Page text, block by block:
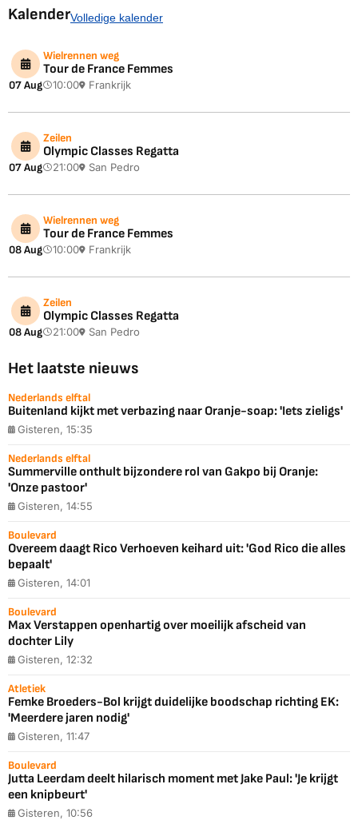
KalenderVolledige kalender
07 Aug
Wielrennen weg
Tour de France Femmes
10:00 Frankrijk
07 Aug
Zeilen
Olympic Classes Regatta
21:00 San Pedro
08 Aug
Wielrennen weg
Tour de France Femmes
10:00 Frankrijk
08 Aug
Zeilen
Olympic Classes Regatta
21:00 San Pedro
Het laatste nieuws
Nederlands elftal
Buitenland kijkt met verbazing naar Oranje-soap: 'Iets zieligs'
Gisteren, 15:35
Nederlands elftal
Summerville onthult bijzondere rol van Gakpo bij Oranje:
'Onze pastoor'
Gisteren, 14:55
Boulevard
Overeem daagt Rico Verhoeven keihard uit: 'God Rico die alles
bepaalt'
Gisteren, 14:01
Boulevard
Max Verstappen openhartig over moeilijk afscheid van
dochter Lily
Gisteren, 12:32
Atletiek
Femke Broeders-Bol krijgt duidelijke boodschap richting EK:
'Meerdere jaren nodig'
Gisteren, 11:47
Boulevard
Jutta Leerdam deelt hilarisch moment met Jake Paul: 'Je krijgt
een knipbeurt'
Gisteren, 10:56